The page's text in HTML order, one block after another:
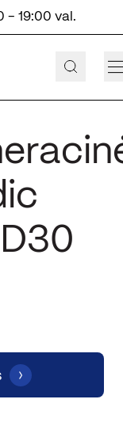
- 19:00 val.